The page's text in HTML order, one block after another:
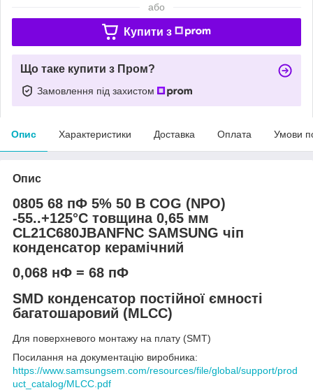
або
Купити з
Що таке купити з Пром?
Замовлення під захистом
Опис Характеристики Доставка Оплата Умови
Опис
0805 68 пФ 5% 50 В COG (NPO)
-55..+125°C товщина 0,65 мм
CL21C680JBANFNC SAMSUNG чіп
конденсатор керамічний
0,068 нФ = 68 пФ
SMD конденсатор постійної ємності
багатошаровий (MLCC)
Для поверхневого монтажу на плату (SMT)
Посилання на документацію виробника:
https://www.samsungsem.com/resources/file/global/support/prod
uct_catalog/MLCC.pdf